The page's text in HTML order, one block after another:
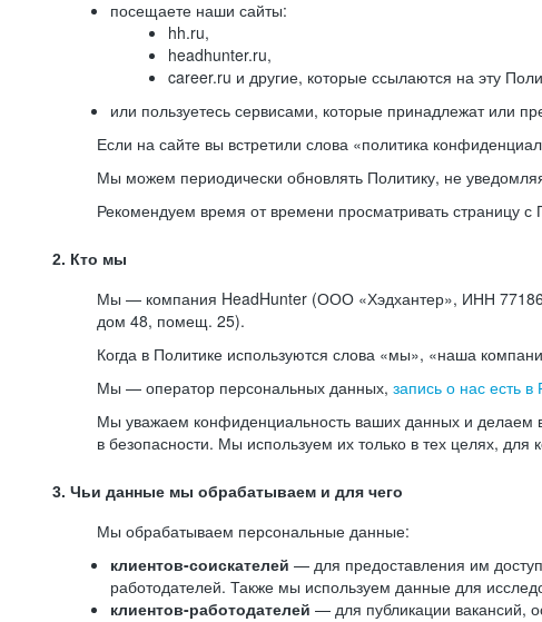
посещаете наши сайты:
hh.ru,
headhunter.ru,
career.ru и другие, которые ссылаются на эту
или пользуетесь сервисами, которые принадлежат или
Если на сайте вы встретили слова «политика
Мы можем периодически обновлять Политику, не
Рекомендуем время от времени просматривать страницу
2. Кто мы
Мы — компания HeadHunter (ООО «Хэдхантер», ИНН
дом 48, помещ. 25).
Когда в Политике используются слова «мы», «наша
Мы — оператор персональных данных, запись о нас есть
Мы уважаем конфиденциальность ваших данных и делаем
в безопасности. Мы используем их только в тех целях,
3. Чьи данные мы обрабатываем и для чего
Мы обрабатываем персональные данные:
клиентов-соискателей — для предоставления им
работодателей. Также мы используем данные для
клиентов-работодателей — для публикации вакансий,